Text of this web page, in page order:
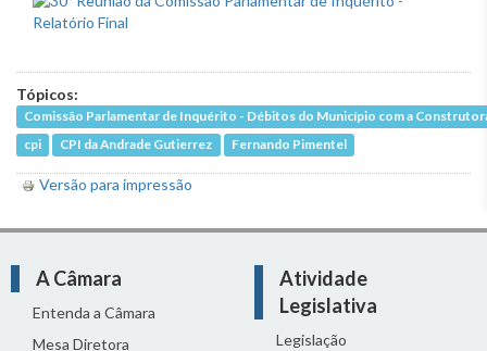
Tópicos:
Comissão Parlamentar de Inquérito - Débitos do Município com a
cpi
CPI da Andrade Gutierrez Fernando Pimentel
Versão para impressão
A Câmara
Entenda a Câmara
Mesa Diretora
Atividade
Legislativa
Legislação